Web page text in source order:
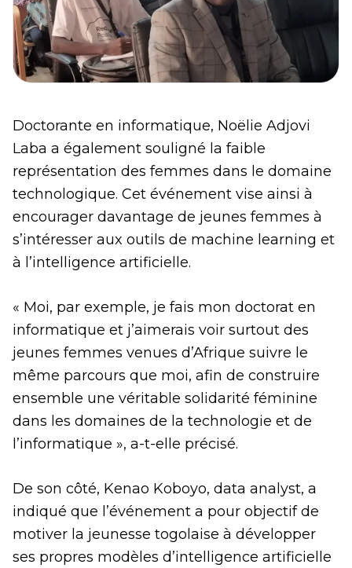
Doctorante en informatique, Noëlie Adjovi
Laba a également souligné la faible
représentation des femmes dans le domaine
technologique. Cet événement vise ainsi à
encourager davantage de jeunes femmes à
s’intéresser aux outils de machine learning et
à l’intelligence artificielle.
« Moi, par exemple, je fais mon doctorat en
informatique et j’aimerais voir surtout des
jeunes femmes venues d’Afrique suivre le
même parcours que moi, afin de construire
ensemble une véritable solidarité féminine
dans les domaines de la technologie et de
l’informatique », a-t-elle précisé.
De son côté, Kenao Koboyo, data analyst, a
indiqué que l’événement a pour objectif de
motiver la jeunesse togolaise à développer
ses propres modèles d’intelligence artificielle